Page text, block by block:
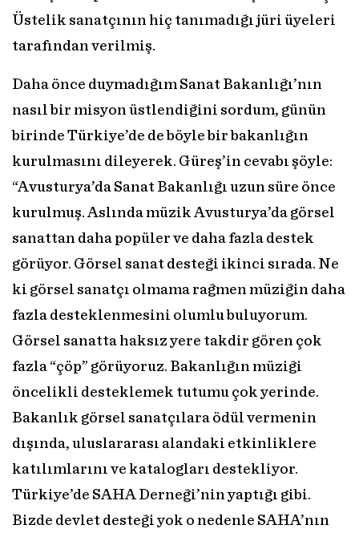
Üstelik sanatçının hiç tanımadığı jüri üyeleri
tarafından verilmiş.
Daha önce duymadığım Sanat Bakanlığı’nın
nasıl bir misyon üstlendiğini sordum, günün
birinde Türkiye’de de böyle bir bakanlığın
kurulmasını dileyerek. Güreş’in cevabı şöyle:
“Avusturya’da Sanat Bakanlığı uzun süre önce
kurulmuş. Aslında müzik Avusturya’da görsel
sanattan daha popüler ve daha fazla destek
görüyor. Görsel sanat desteği ikinci sırada. Ne
ki görsel sanatçı olmama rağmen müziğin daha
fazla desteklenmesini olumlu buluyorum.
Görsel sanatta haksız yere takdir gören çok
fazla “çöp” görüyoruz. Bakanlığın müziği
öncelikli desteklemek tutumu çok yerinde.
Bakanlık görsel sanatçılara ödül vermenin
dışında, uluslararası alandaki etkinliklere
katılımlarını ve katalogları destekliyor.
Türkiye’de SAHA Derneği’nin yaptığı gibi.
Bizde devlet desteği yok o nedenle SAHA’nın